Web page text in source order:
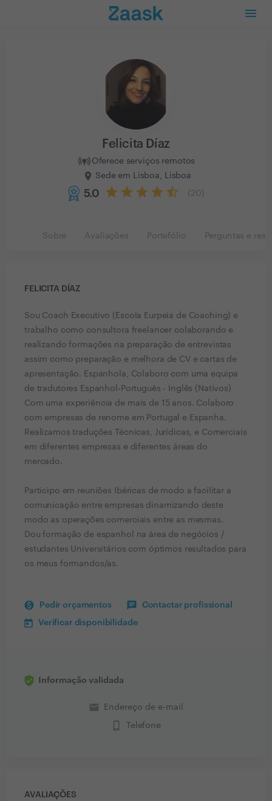
Felicita Díaz
Oferece serviços remotos
Sede em Lisboa, Lisboa
5.0 20
Sobre Avaliações Portefólio Perguntas e
FELICITA DÍAZ
Sou Coach Executivo (Escola Eurpeia de Coaching) e
trabalho como consultora freelancer colaborando e
realizando formações na preparação de entrevistas
assim como preparação e melhora de CV e cartas de
apresentação. Espanhola, Colaboro com uma equipa
de tradutores Espanhol-Português - Inglês (Nativos)
Com uma experiência de mais de 15 anos. Colaboro
com empresas de renome em Portugal e Espanha.
Realizamos traduções Técnicas, Jurídicas, e Comerciais
em diferentes empresas e diferentes áreas do
mercado.
Participo em reuniões Ibéricas de modo a facilitar a
comunicação entre empresas dinamizando deste
modo as operações comerciais entre as mesmas.
Dou formação de espanhol na área de negócios /
estudantes Universitários com óptimos resultados para
os meus formandos/as.
Pedir orçamentos Contactar profissional
Verificar disponibilidade
Informação validada
email Endereço de e-mail
phone_iphone Telefone
AVALIAÇÕES